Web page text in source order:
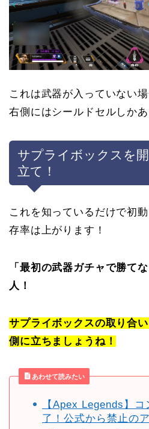
これは武器が入っていない
右側にはシールドセルしかあ
サプライボックスを
立て！
これを知っているだけで初
存率は上がります！
「最初の武器ガチャで勝て
人！
サプライボックスの取り合
側に立ちましょうね！
あわせて読みたい
【Apex Legends】
了！公式から禁止の